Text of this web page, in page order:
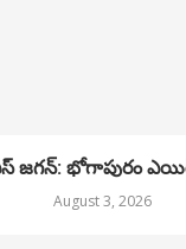
జగన్: భోగాపురం
August 3, 2026